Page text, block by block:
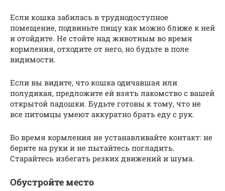
Если кошка забилась в труднодоступное
помещение, подвиньте пищу как можно ближе к ней
и отойдите. Не стойте над животным во время
кормления, отходите от него, но будьте в поле
видимости.
Если вы видите, что кошка одичавшая или
полудикая, предложите ей взять лакомство с вашей
открытой ладошки. Будьте готовы к тому, что не
все питомцы умеют аккуратно брать еду с рук.
Во время кормления не устанавливайте контакт: не
берите на руки и не пытайтесь погладить.
Старайтесь избегать резких движений и шума.
Обустройте место